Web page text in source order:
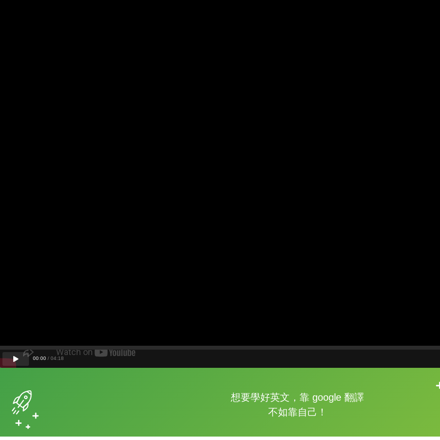
想要學好英文，靠 google 翻譯
不如靠自己！
的品牌故事
00:00 / 04:18